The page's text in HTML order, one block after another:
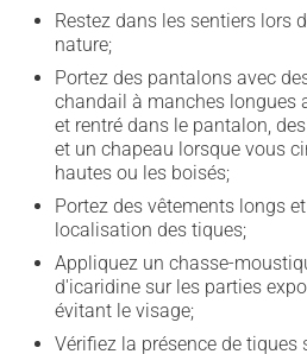
Restez dans les sentiers lors
nature;
Portez des pantalons avec
chandail à manches longues
et rentré dans le pantalon,
et un chapeau lorsque vous
hautes ou les boisés;
Portez des vêtements longs
localisation des tiques;
Appliquez un chasse-
d'icaridine sur les parties
évitant le visage;
Vérifiez la présence de tiques